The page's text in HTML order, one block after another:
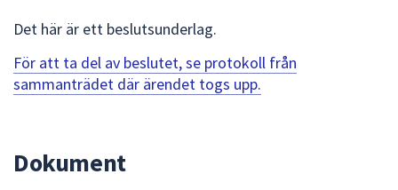
att
navigera
mellan
Det här är ett beslutsunderlag.
För att ta del av beslutet, se protokoll från
sammanträdet där ärendet togs upp.
Dokument